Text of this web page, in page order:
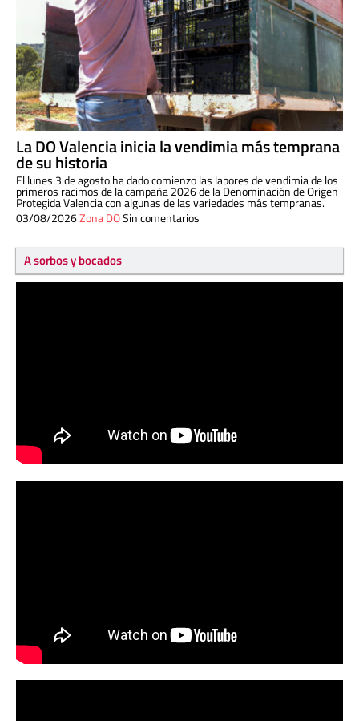
La DO Valencia inicia la vendimia más temprana
de su historia
El lunes 3 de agosto ha dado comienzo las labores de vendimia de los
primeros racimos de la campaña 2026 de la Denominación de Origen
Protegida Valencia con algunas de las variedades más tempranas.
03/08/2026Zona DOSin comentarios
A sorbos y bocados